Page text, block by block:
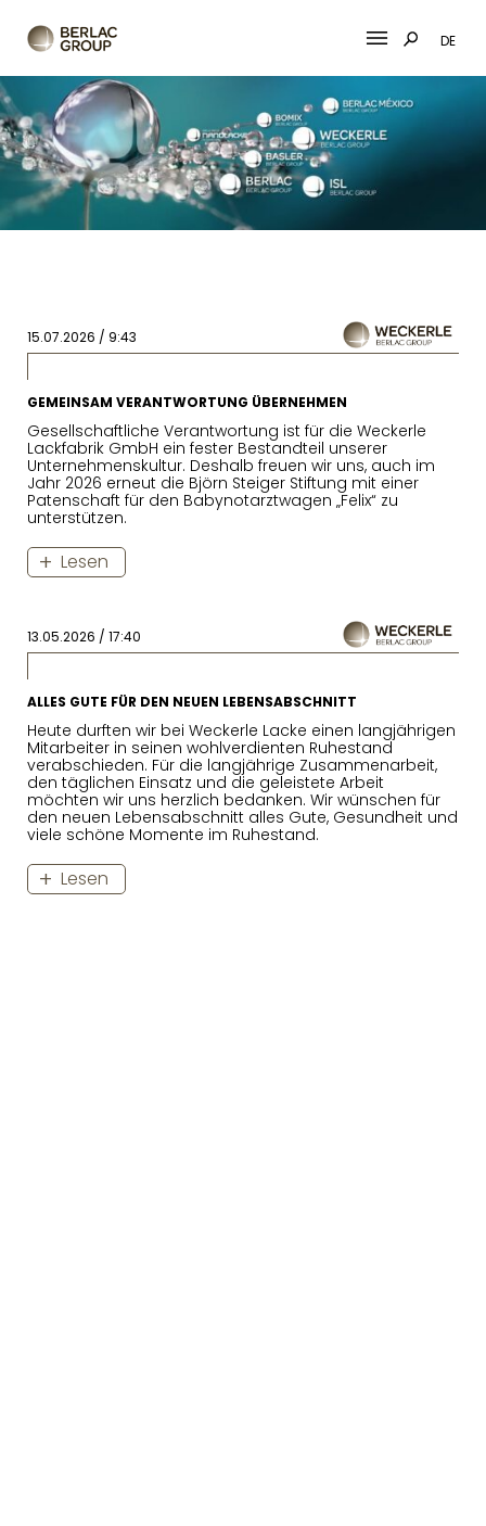
Skip
to
content
DE
15.07.2026 / 9:43
GEMEINSAM VERANTWORTUNG ÜBERNEHMEN
Gesellschaftliche Verantwortung ist für die Weckerle
Lackfabrik GmbH ein fester Bestandteil unserer
Unternehmenskultur. Deshalb freuen wir uns, auch im
Jahr 2026 erneut die Björn Steiger Stiftung mit einer
Patenschaft für den Babynotarztwagen „Felix“ zu
unterstützen.
Lesen
13.05.2026 / 17:40
ALLES GUTE FÜR DEN NEUEN LEBENSABSCHNITT
Heute durften wir bei Weckerle Lacke einen langjährigen
Mitarbeiter in seinen wohlverdienten Ruhestand
verabschieden. Für die langjährige Zusammenarbeit,
den täglichen Einsatz und die geleistete Arbeit
möchten wir uns herzlich bedanken. Wir wünschen für
den neuen Lebensabschnitt alles Gute, Gesundheit und
viele schöne Momente im Ruhestand.
Lesen